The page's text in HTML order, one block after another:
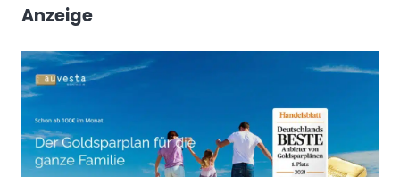
Anzeige